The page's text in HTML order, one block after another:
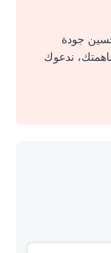
جودة
ندعوك